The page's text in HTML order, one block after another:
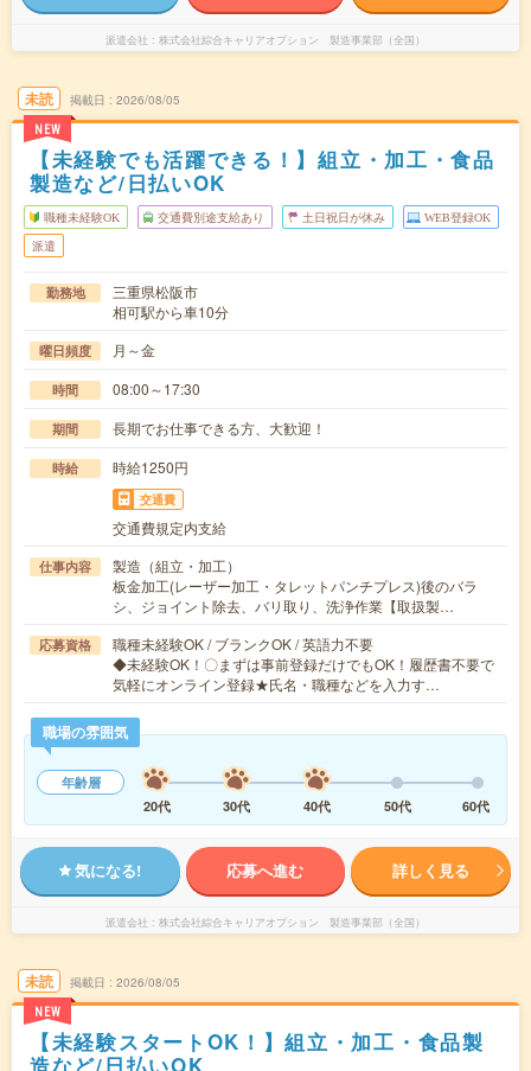
派遣会社 株式会社綜合キャリアオプション 製造事業部（全国）
未読
NEW
掲載日 2026/08/05
【未経験でも活躍できる！】組立・加工・食品
製造など/日払いOK
職種未経験OK 交通費別途支給あり 土日祝日が休み WEB登録OK
派遣
勤務地
三重県松阪市
相可駅から車10分
曜日頻度 月～金
時間 08:00～17:30
期間 長期でお仕事できる方、大歓迎！
時給 時給1250円
交通費
交通費規定内支給
仕事内容
製造（組立・加工）
板金加工(レーザー加工・タレットパンチプレス)後のバラ
シ、ジョイント除去、バリ取り、洗浄作業【取扱製…
応募資格
職種未経験OK / ブランクOK / 英語力不要
◆未経験OK！〇まずは事前登録だけでもOK！履歴書不要で
気軽にオンライン登録★氏名・職種などを入力す…
職場の雰囲気
年齢層
20代
30代 40代 50代 60代
気になる! 応募へ進む 詳しく見る
派遣会社 株式会社綜合キャリアオプション 製造事業部（全国）
未読
NEW
掲載日 2026/08/05
【未経験スタートOK！】組立・加工・食品製
造など/日払いOK